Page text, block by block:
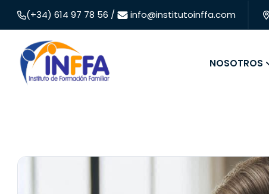
(+34) 614 97 78 56 / info@institutoinffa.com
NOSOTROS